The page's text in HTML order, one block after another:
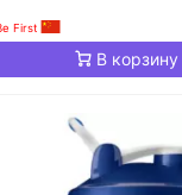
First
В корзину